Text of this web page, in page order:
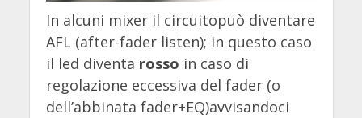
In alcuni mixer il circuitopuò diventare
AFL (after-fader listen); in questo caso
il led diventa rosso in caso di
regolazione eccessiva del fader (o
dell’abbinata fader+EQ)avvisandoci